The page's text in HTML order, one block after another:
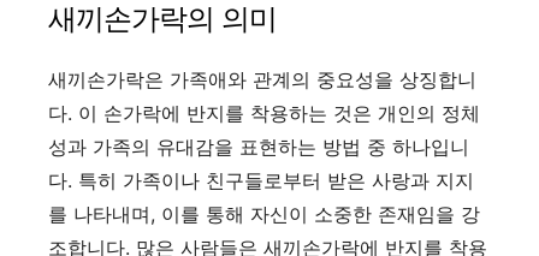
새끼손가락의 의미
새끼손가락은 가족애와 관계의 중요성을 상징합니
다. 이 손가락에 반지를 착용하는 것은 개인의 정체
성과 가족의 유대감을 표현하는 방법 중 하나입니
다. 특히 가족이나 친구들로부터 받은 사랑과 지지
를 나타내며, 이를 통해 자신이 소중한 존재임을 강
조합니다. 많은 사람들은 새끼손가락에 반지를 착용